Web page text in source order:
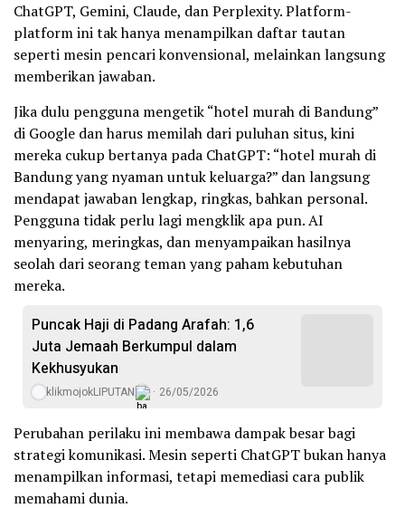
ChatGPT, Gemini, Claude, dan Perplexity. Platform-
platform ini tak hanya menampilkan daftar tautan
seperti mesin pencari konvensional, melainkan langsung
memberikan jawaban.
Jika dulu pengguna mengetik “hotel murah di Bandung”
di Google dan harus memilah dari puluhan situs, kini
mereka cukup bertanya pada ChatGPT: “hotel murah di
Bandung yang nyaman untuk keluarga?” dan langsung
mendapat jawaban lengkap, ringkas, bahkan personal.
Pengguna tidak perlu lagi mengklik apa pun. AI
menyaring, meringkas, dan menyampaikan hasilnya
seolah dari seorang teman yang paham kebutuhan
mereka.
Puncak Haji di Padang Arafah: 1,6
Juta Jemaah Berkumpul dalam
Kekhusyukan
klikmojokLIPUTAN 26/05/2026
Perubahan perilaku ini membawa dampak besar bagi
strategi komunikasi. Mesin seperti ChatGPT bukan hanya
menampilkan informasi, tetapi memediasi cara publik
memahami dunia.